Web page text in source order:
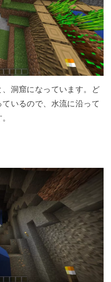
洞窟になっています。ど
いるので、水流に沿って